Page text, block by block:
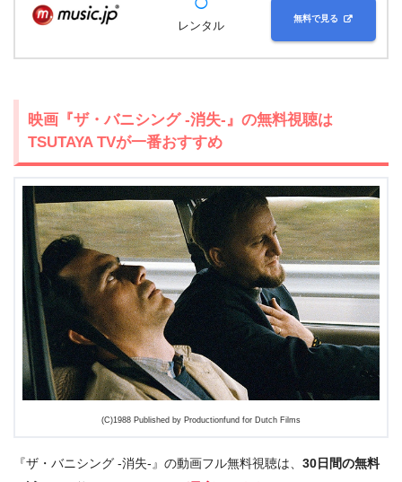
◯
レンタル
無料で見る
映画『ザ・バニシング -消失-』の無料視聴は
TSUTAYA TVが一番おすすめ
(C)1988 Published by Productionfund for Dutch Films
『ザ・バニシング -消失-』の動画フル無料視聴は、 30日間の無料